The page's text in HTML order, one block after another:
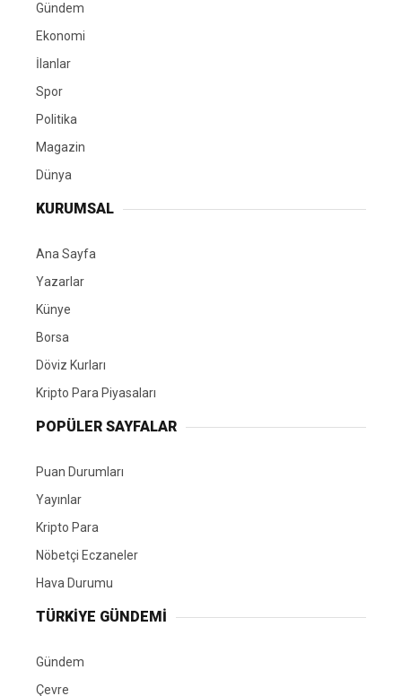
Gündem
Ekonomi
İlanlar
Spor
Politika
Magazin
Dünya
KURUMSAL
Ana Sayfa
Yazarlar
Künye
Borsa
Döviz Kurları
Kripto Para Piyasaları
POPÜLER SAYFALAR
Puan Durumları
Yayınlar
Kripto Para
Nöbetçi Eczaneler
Hava Durumu
TÜRKIYE GÜNDEMI
Gündem
Çevre